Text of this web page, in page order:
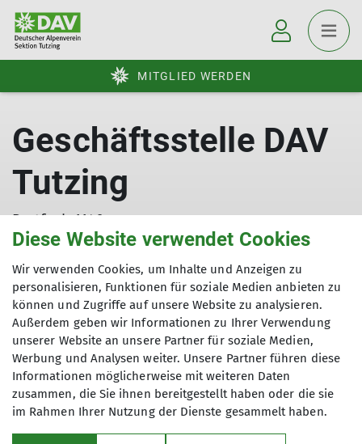
MITGLIED WERDEN
Geschäftsstelle DAV
Tutzing
Postfach 1146
82327 Tutzing
Telefon:
08158/8119
E-Mail:info@dav-tutzing.de
Über uns
Diese Website verwendet Cookies
Wir verwenden Cookies, um Inhalte und Anzeigen zu
personalisieren, Funktionen für soziale Medien anbieten zu
können und Zugriffe auf unsere Website zu analysieren.
Außerdem geben wir Informationen zu Ihrer Verwendung
unserer Website an unsere Partner für soziale Medien,
Werbung und Analysen weiter. Unsere Partner führen diese
Informationen möglicherweise mit weiteren Daten
zusammen, die Sie ihnen bereitgestellt haben oder die sie
im Rahmen Ihrer Nutzung der Dienste gesammelt haben.